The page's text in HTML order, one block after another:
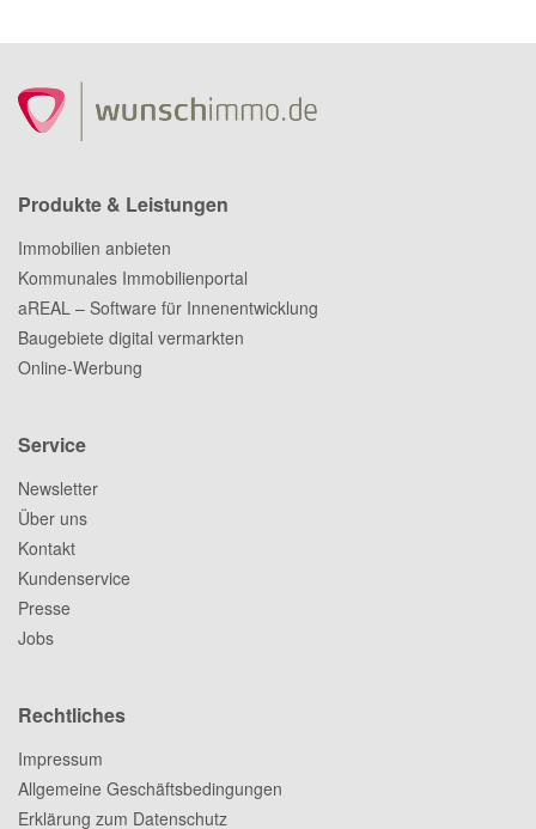
Produkte & Leistungen
Immobilien anbieten
Kommunales Immobilienportal
aREAL – Software für Innenentwicklung
Baugebiete digital vermarkten
Online-Werbung
Service
Newsletter
Über uns
Kontakt
Kundenservice
Presse
Jobs
Rechtliches
Impressum
Allgemeine Geschäftsbedingungen
Erklärung zum Datenschutz